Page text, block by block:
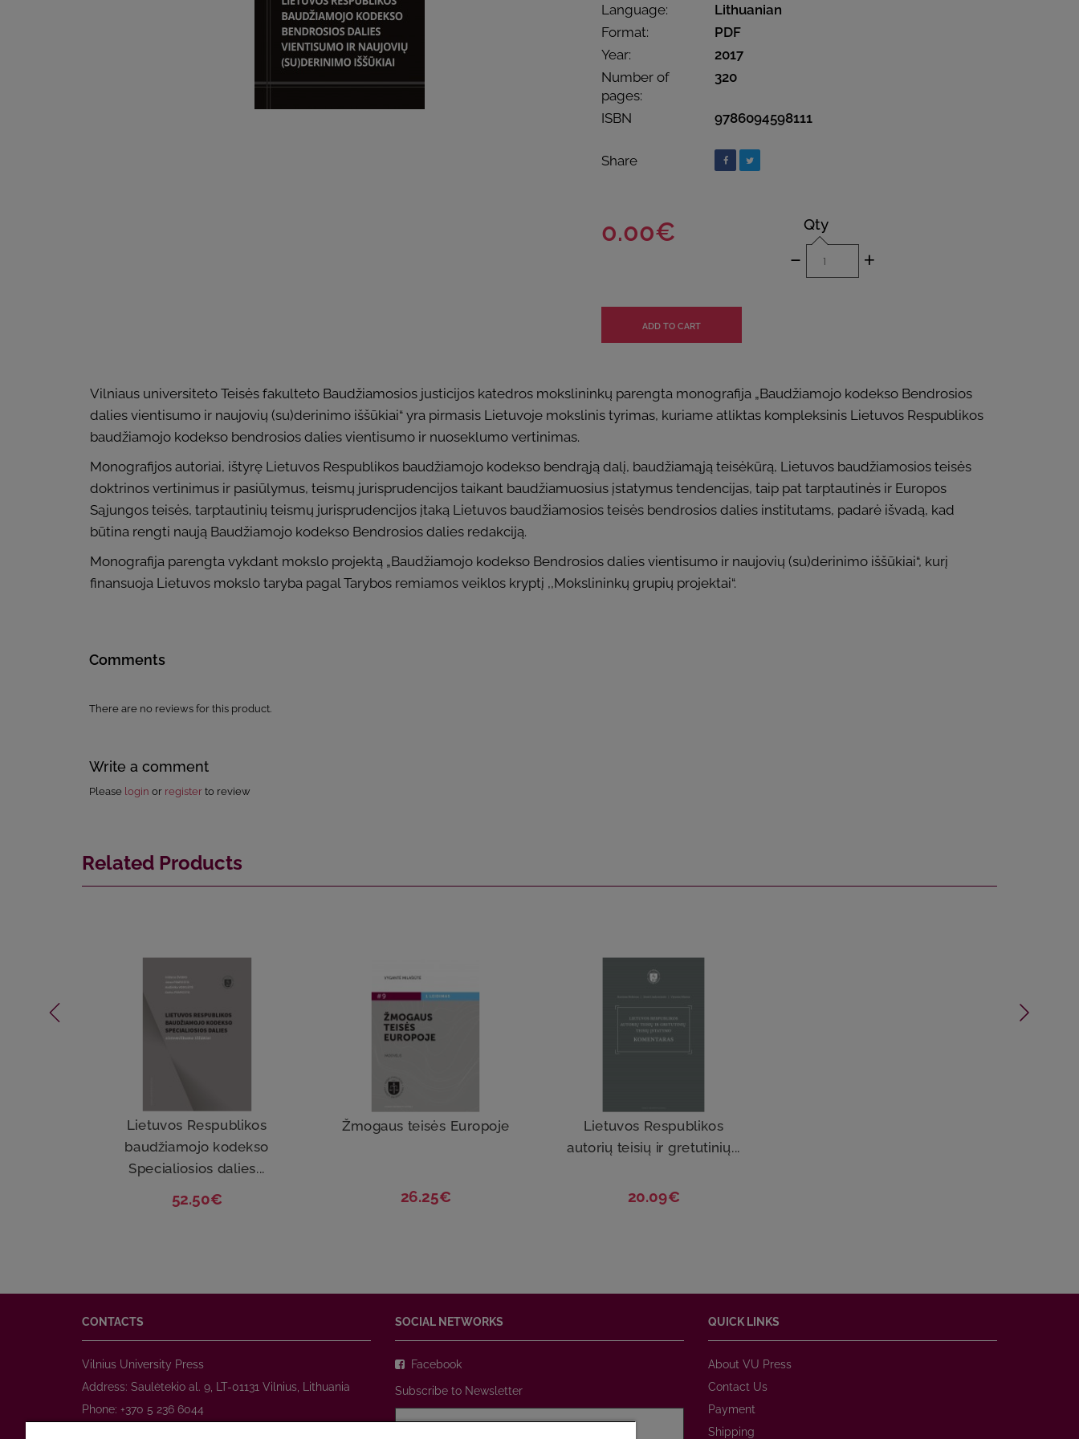
Language:
Lithuanian
Format:
PDF
Year:
2017
Number of
pages:
320
ISBN 9786094598111
Share
0.00€ Qty
- +
Vilniaus universiteto Teisės fakulteto Baudžiamosios justicijos katedros mokslininkų parengta monografija „Baudžiamojo kodekso Bendrosios
dalies vientisumo ir naujovių (su)derinimo iššūkiai“ yra pirmasis Lietuvoje mokslinis tyrimas, kuriame atliktas kompleksinis Lietuvos Respublikos
baudžiamojo kodekso bendrosios dalies vientisumo ir nuoseklumo vertinimas.
Monografijos autoriai, ištyrę Lietuvos Respublikos baudžiamojo kodekso bendrąją dalį, baudžiamąją teisėkūrą, Lietuvos baudžiamosios teisės
doktrinos vertinimus ir pasiūlymus, teismų jurisprudencijos taikant baudžiamuosius įstatymus tendencijas, taip pat tarptautinės ir Europos
Sąjungos teisės, tarptautinių teismų jurisprudencijos įtaką Lietuvos baudžiamosios teisės bendrosios dalies institutams, padarė išvadą, kad
būtina rengti naują Baudžiamojo kodekso Bendrosios dalies redakciją.
Monografija parengta vykdant mokslo projektą „Baudžiamojo kodekso Bendrosios dalies vientisumo ir naujovių (su)derinimo iššūkiai“, kurį
finansuoja Lietuvos mokslo taryba pagal Tarybos remiamos veiklos kryptį ,,Mokslininkų grupių projektai“.
Comments
There are no reviews for this product.
Write a comment
Please login or register to review
Related Products
Lietuvos Respublikos
baudžiamojo kodekso
Specialiosios dalies...
52.50€
Žmogaus teisės Europoje
26.25€
Lietuvos Respublikos
autorių teisių ir gretutinių...
20.09€
CONTACTS
Vilnius University Press
Address: Saulėtekio al. 9, LT-01131 Vilnius, Lithuania
Phone: +370 5 236 6044
SOCIAL NETWORKS
Facebook
Subscribe to Newsletter
QUICK LINKS
About VU Press
Contact Us
Payment
Shipping